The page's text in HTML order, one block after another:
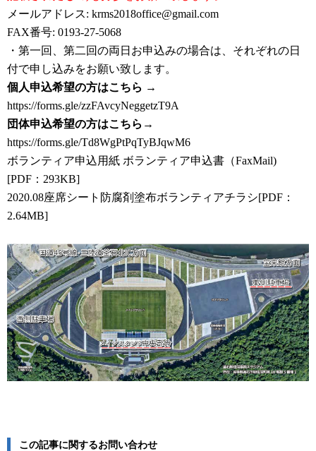
メールアドレス: krms2018office@gmail.com
FAX番号: 0193-27-5068
・第一回、第二回の両日お申込みの場合は、それぞれの日
付で申し込みをお願い致します。
個人申込希望の方はこちら →
https://forms.gle/zzFAvcyNeggetzT9A
団体申込希望の方はこちら →
https://forms.gle/Td8WgPtPqTyBJqwM6
ボランティア申込用紙 ボランティア申込書（FaxMail)
[PDF：293KB]
2020.08座席シート防腐剤塗布ボランティアチラシ[PDF：
2.64MB]
この記事に関するお問い合わせ